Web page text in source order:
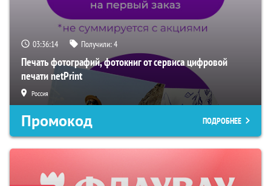
03:36:13 Получили:4
Печать фотографий, фотокниг от сервиса цифровой
печати netPrint
Россия
Промокод ПОДРОБНЕЕ